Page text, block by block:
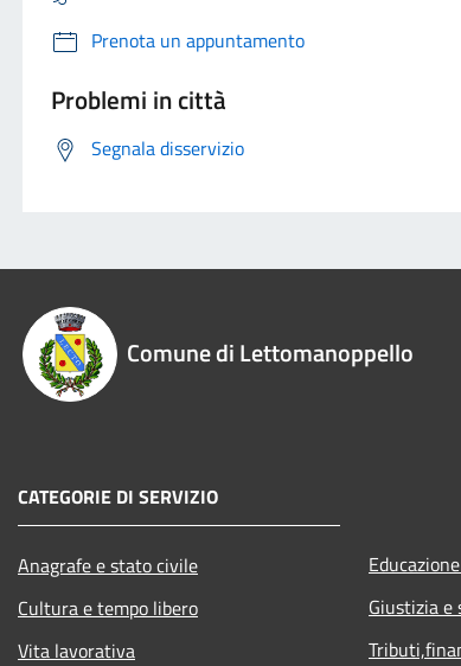
Prenota un appuntamento
Problemi in città
Segnala disservizio
Comune di Lettomanoppello
CATEGORIE DI SERVIZIO
Anagrafe e stato civile
Cultura e tempo libero
Vita lavorativa
Giustizia e